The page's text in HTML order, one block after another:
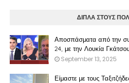
ΔΙΠΛΑ ΣΤΟΥΣ
Αποσπάσματα από την
24, με την Λουκία
September 13, 2025
Είμαστε με τους